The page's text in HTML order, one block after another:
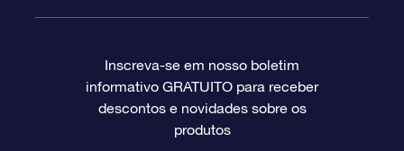
Avaliações
O cartão de presente da OSR
Presentes corporativos
Página estelar personalizada
Um Milhão de Estrelas
Informações de pagamento
Informações de envio
Inscreva-se em nosso boletim
informativo GRATUITO para receber
descontos e novidades sobre os
produtos